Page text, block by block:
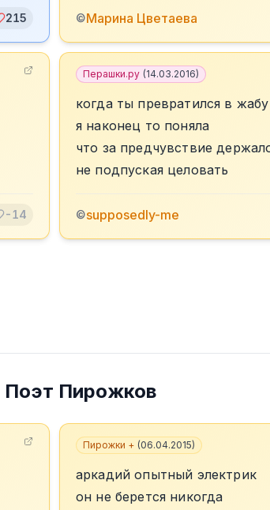
215 ©Марина Цветаева
-14
Перашки.ру (14.03.2016)
когда ты превратился в жабу
я наконец то поняла
что за предчувствие
не подпуская целовать
©supposedly-me
Поэт Пирожков
Пирожки + (06.04.2015)
аркадий опытный электрик
он не берется никогда